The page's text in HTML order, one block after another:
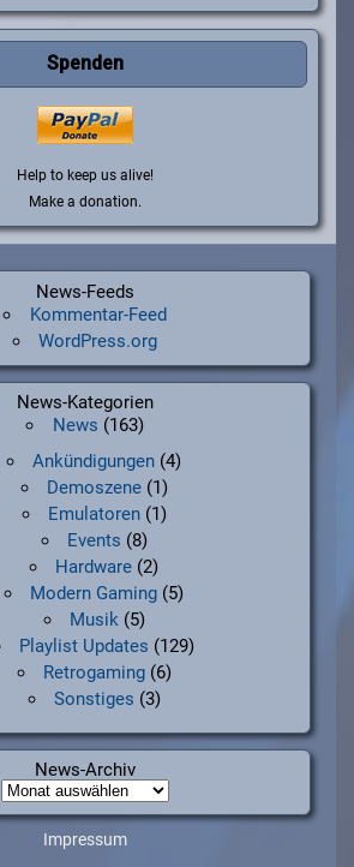
Spenden
Help to keep us alive!
Make a donation.
News-Feeds
Kommentar-Feed
WordPress.org
News-Kategorien
News (163)
Ankündigungen (4)
Demoszene(1)
Emulatoren(1)
Events (8)
Hardware (2)
Modern Gaming (5)
Musik(5)
Playlist Updates (129)
Retrogaming(6)
Sonstiges (3)
News-Archiv
News-
Archiv
Impressum